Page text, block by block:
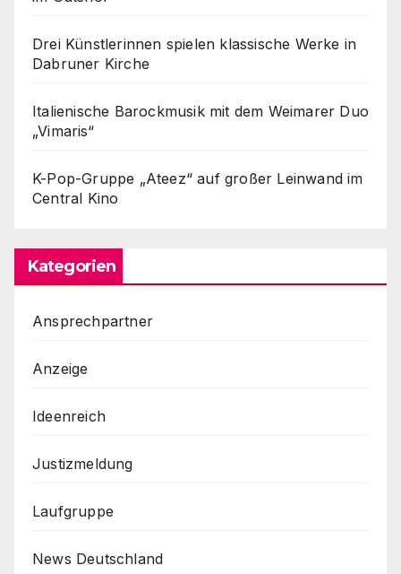
Drei Künstlerinnen spielen klassische Werke in
Dabruner Kirche
Italienische Barockmusik mit dem Weimarer Duo
„Vimaris“
K-Pop-Gruppe „Ateez“ auf großer Leinwand im
Central Kino
Kategorien
Ansprechpartner
Anzeige
Ideenreich
Justizmeldung
Laufgruppe
News Deutschland